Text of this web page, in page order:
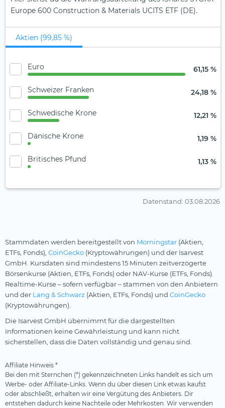
Europe 600 Construction & Materials UCITS ETF (DE).
Aktien (99,85 %)
Euro 61,15 %
Schweizer Franken 24,18 %
Schwedische Krone 12,21 %
Dänische Krone 1,19 %
Britisches Pfund 1,13 %
Datenstand: 03.08.2026
Stammdaten werden bereitgestellt von Morningstar (Aktien,
ETFs, Fonds), CoinGecko (Kryptowährungen) und der Isarvest
GmbH. Kursdaten sind mindestens 15 Minuten zeitverzögerte
Börsenkurse (Aktien, ETFs, Fonds) oder NAV-Kurse (ETFs, Fonds).
Realtime-Kurse – sofern verfügbar – stammen von den Anbietern
und der Lang & Schwarz (Aktien, ETFs, Fonds) und CoinGecko
(Kryptowährungen).
Die Isarvest GmbH übernimmt für die dargestellten
Informationen keine Gewährleistung und kann nicht
sicherstellen, dass die Daten vollständig und genau sind.
Affiliate Hinweis *
Bei den mit Sternchen (*) gekennzeichneten Links handelt es sich um
Werbe- oder Affiliate-Links. Wenn du über diesen Link etwas kaufst
oder abschließt, erhalten wir eine Vergütung des Anbieters. Dir
entstehen dadurch keine Nachteile oder Mehrkosten. Wir verwenden